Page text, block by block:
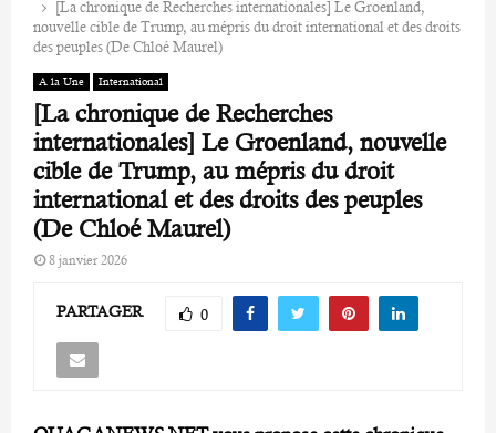
[La chronique de Recherches internationales] Le Groenland,
nouvelle cible de Trump, au mépris du droit international et des droits
des peuples (De Chloé Maurel)
A la Une International
[La chronique de Recherches
internationales] Le Groenland, nouvelle
cible de Trump, au mépris du droit
international et des droits des peuples
(De Chloé Maurel)
8 janvier 2026
PARTAGER 0